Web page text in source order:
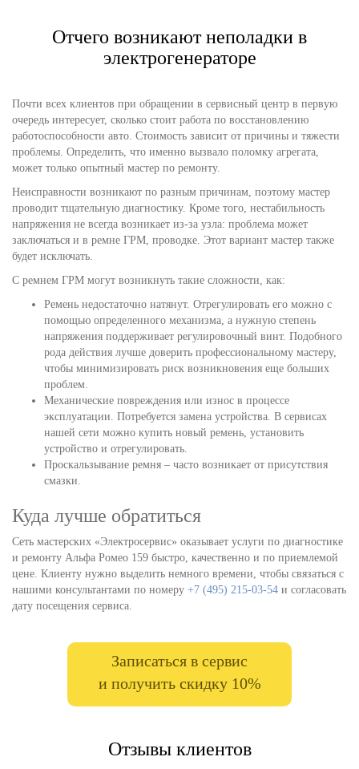
Отчего возникают неполадки в
электрогенераторе
Почти всех клиентов при обращении в сервисный центр в первую
очередь интересует, сколько стоит работа по восстановлению
работоспособности авто. Стоимость зависит от причины и тяжести
проблемы. Определить, что именно вызвало поломку агрегата,
может только опытный мастер по ремонту.
Неисправности возникают по разным причинам, поэтому мастер
проводит тщательную диагностику. Кроме того, нестабильность
напряжения не всегда возникает из-за узла: проблема может
заключаться и в ремне ГРМ, проводке. Этот вариант мастер также
будет исключать.
С ремнем ГРМ могут возникнуть такие сложности, как:
Ремень недостаточно натянут. Отрегулировать его можно с
помощью определенного механизма, а нужную степень
напряжения поддерживает регулировочный винт. Подобного
рода действия лучше доверить профессиональному мастеру,
чтобы минимизировать риск возникновения еще больших
проблем.
Механические повреждения или износ в процессе
эксплуатации. Потребуется замена устройства. В сервисах
нашей сети можно купить новый ремень, установить
устройство и отрегулировать.
Проскальзывание ремня – часто возникает от присутствия
смазки.
Куда лучше обратиться
Сеть мастерских «Электросервис» оказывает услуги по диагностике
и ремонту Альфа Ромео 159 быстро, качественно и по приемлемой
цене. Клиенту нужно выделить немного времени, чтобы связаться с
нашими консультантами по номеру +7 (495) 215-03-54 и согласовать
дату посещения сервиса.
Записаться в сервис
и получить скидку 10%
Отзывы клиентов